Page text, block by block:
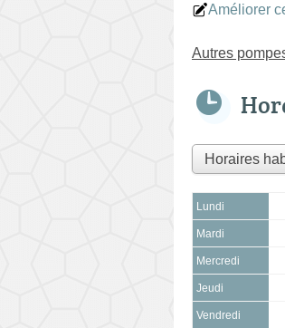
Améliorer
Autres
Lundi
Mardi
Mercredi
Jeudi
Vendredi